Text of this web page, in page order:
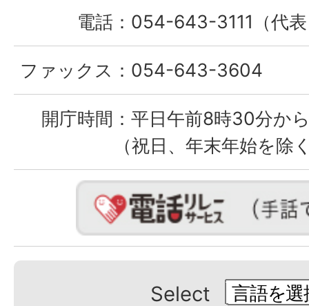
電話： 054-643-3111（代
ファックス： 054-643-3604
開庁時間： 平日午前8時30分か
（祝日、年末年始を除
Select